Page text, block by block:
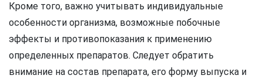
Кроме того, важно учитывать индивидуальные
особенности организма, возможные побочные
эффекты и противопоказания к применению
определенных препаратов. Следует обратить
внимание на состав препарата, его форму выпуска и